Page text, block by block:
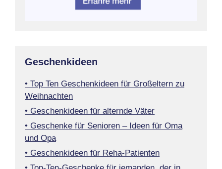
Geschenkideen
• Top Ten Geschenkideen für Großeltern zu
Weihnachten
• Geschenkideen für alternde Väter
• Geschenke für Senioren – Ideen für Oma
und Opa
• Geschenkideen für Reha-Patienten